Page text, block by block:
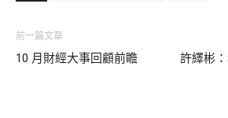
前一篇文章
10 月財經大事回顧前瞻
許繹彬